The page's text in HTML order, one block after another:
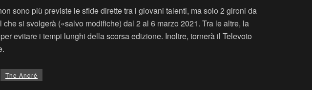
sono più previste le sfide dirette tra i giovani talenti, ma solo 2 gironi da
che si svolgerà («salvo modifiche) dal 2 al 6 marzo 2021. Tra le altre, la
evitare i tempi lunghi della scorsa edizione. Inoltre, tornerà il Televoto
The André